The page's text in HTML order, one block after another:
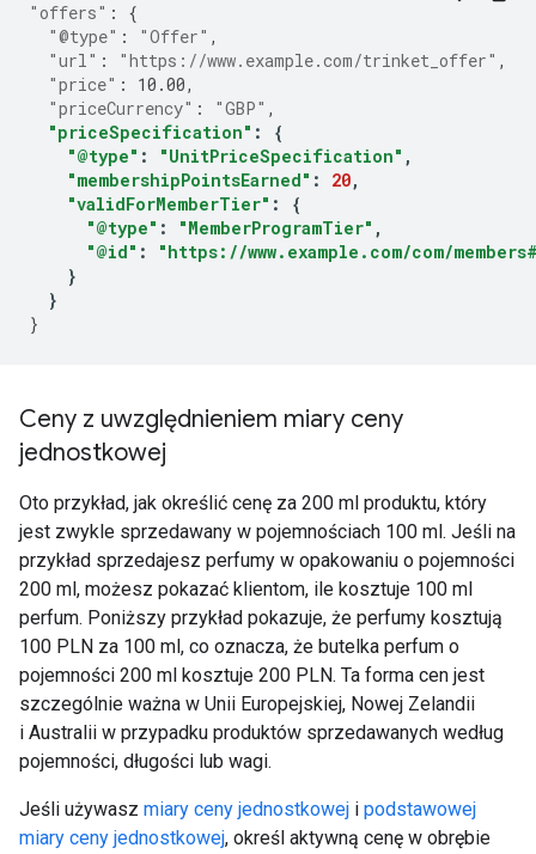
"offers" :
{
"@type" : "Offer" ,
"url" : "https://www.example.com/trinket_offer" ,
"price" : 10.00,
"priceCurrency" : "GBP" ,
"priceSpecification" :
{
"@type" : "UnitPriceSpecification" ,
"membershipPointsEarned" : 20,
"validForMemberTier" :
{
"@type" : "MemberProgramTier" ,
"@id" :
"https://www.example.com/com/
}
}
}
Ceny z uwzględnieniem miary ceny
jednostkowej
Oto przykład, jak określić cenę za 200 ml produktu, który
jest zwykle sprzedawany w pojemnościach 100 ml. Jeśli na
przykład sprzedajesz perfumy w opakowaniu o pojemności
200 ml, możesz pokazać klientom, ile kosztuje 100 ml
perfum. Poniższy przykład pokazuje, że perfumy kosztują
100 PLN za 100 ml, co oznacza, że butelka perfum o
pojemności 200 ml kosztuje 200 PLN. Ta forma cen jest
szczególnie ważna w Unii Europejskiej, Nowej Zelandii
i Australii w przypadku produktów sprzedawanych według
pojemności, długości lub wagi.
Jeśli używasz miary ceny jednostkowej i podstawowej
miary ceny jednostkowej, określ aktywną cenę w obrębie